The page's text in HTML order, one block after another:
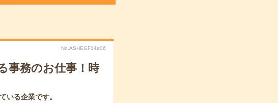
No.ASHEGF14a06
事務のお仕事！時
いる企業です。